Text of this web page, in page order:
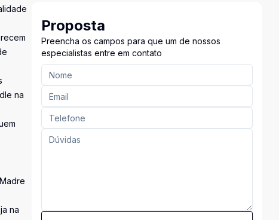
na
na
Proposta
Preencha os campos para que um de nossos
especialistas entre em contato